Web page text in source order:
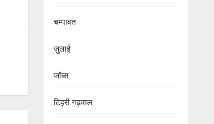
चम्पावत
जुलाई
जॉब्स
टिहरी गढ़वाल